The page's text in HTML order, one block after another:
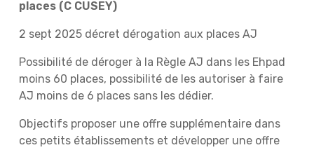
places (C CUSEY)
2 sept 2025 décret dérogation aux places AJ
Possibilité de déroger à la Règle AJ dans les Ehpad
moins 60 places, possibilité de les autoriser à faire
AJ moins de 6 places sans les dédier.
Objectifs proposer une offre supplémentaire dans
ces petits établissements et développer une offre